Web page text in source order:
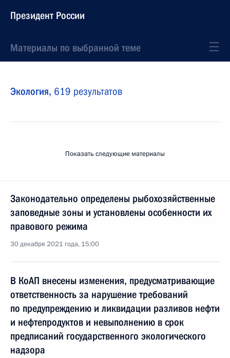
Президент России
Материалы по выбранной теме
Экология, 619 результатов
Показать следующие материалы
Законодательно определены рыбохозяйственные
заповедные зоны и установлены особенности их
правового режима
30 декабря 2021 года, 15:00
В КоАП внесены изменения, предусматривающие
ответственность за нарушение требований
по предупреждению и ликвидации разливов нефти
и нефтепродуктов и невыполнению в срок
предписаний государственного экологического
надзора